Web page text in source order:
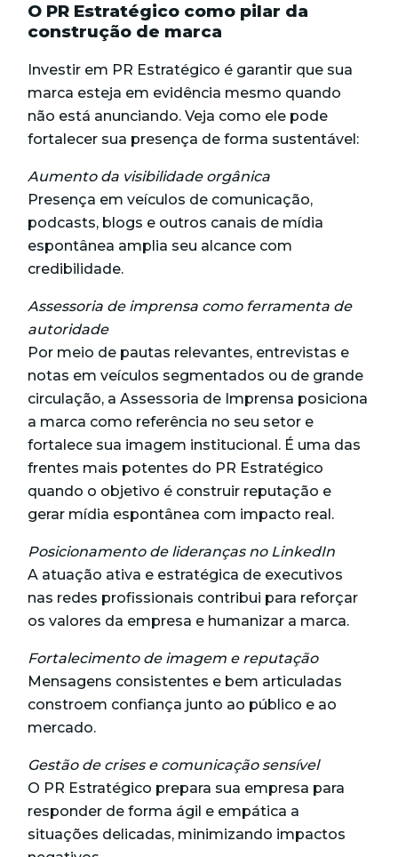
O PR Estratégico como pilar da
construção de marca
Investir em PR Estratégico é garantir que sua
marca esteja em evidência mesmo quando
não está anunciando. Veja como ele pode
fortalecer sua presença de forma sustentável:
Aumento da visibilidade orgânica
Presença em veículos de comunicação,
podcasts, blogs e outros canais de mídia
espontânea amplia seu alcance com
credibilidade.
Assessoria de imprensa como ferramenta de
autoridade
Por meio de pautas relevantes, entrevistas e
notas em veículos segmentados ou de grande
circulação, a Assessoria de Imprensa posiciona
a marca como referência no seu setor e
fortalece sua imagem institucional. É uma das
frentes mais potentes do PR Estratégico
quando o objetivo é construir reputação e
gerar mídia espontânea com impacto real.
Posicionamento de lideranças no LinkedIn
A atuação ativa e estratégica de executivos
nas redes profissionais contribui para reforçar
os valores da empresa e humanizar a marca.
Fortalecimento de imagem e reputação
Mensagens consistentes e bem articuladas
constroem confiança junto ao público e ao
mercado.
Gestão de crises e comunicação sensível
O PR Estratégico prepara sua empresa para
responder de forma ágil e empática a
situações delicadas, minimizando impactos